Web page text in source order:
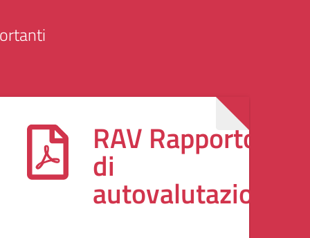
RAV Rapporto
di
autovalutazione